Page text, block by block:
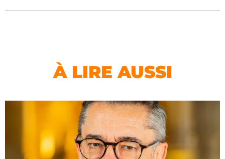
À LIRE AUSSI